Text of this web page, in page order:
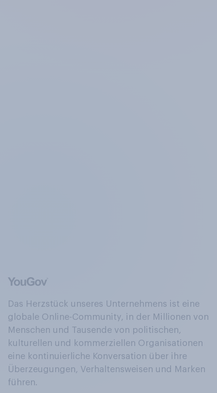
Das Herzstück unseres Unternehmens ist eine
globale Online-Community, in der Millionen von
Menschen und Tausende von politischen,
kulturellen und kommerziellen Organisationen
eine kontinuierliche Konversation über ihre
Überzeugungen, Verhaltensweisen und Marken
führen.